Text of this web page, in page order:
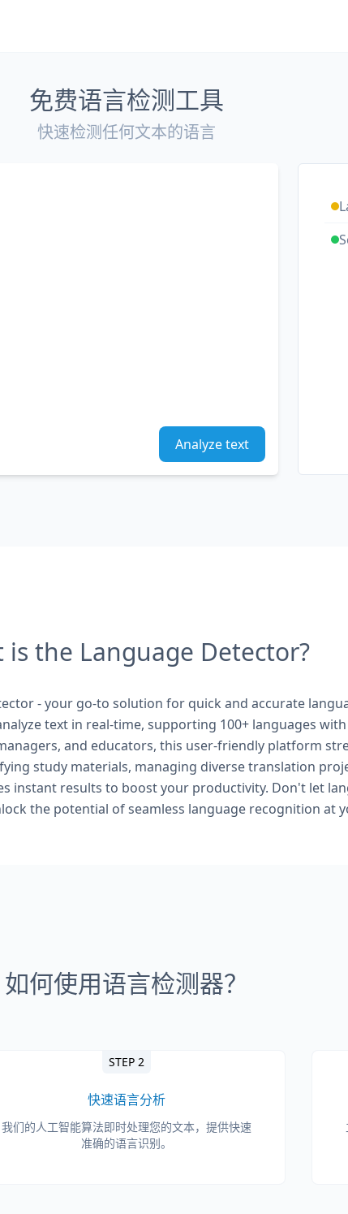
免费语言检测工具
快速检测任何文本的语言
Analyze text
is the Language Detector?
- your go-to solution for quick and accurate
text in real-time, supporting 100+ languages
and educators, this user-friendly platform
study materials, managing diverse translation
instant results to boost your productivity. Don't let
the potential of seamless language recognition at
如何使用语言检测器？
STEP 2
快速语言分析
我们的人工智能算法即时处理您的文本，提供快速
准确的语言识别。